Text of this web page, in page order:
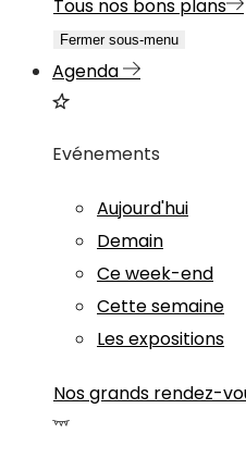
Tous nos bons plans
Fermer sous-menu
Agenda
Evénements
Aujourd'hui
Demain
Ce week-end
Cette semaine
Les expositions
Nos grands rendez-